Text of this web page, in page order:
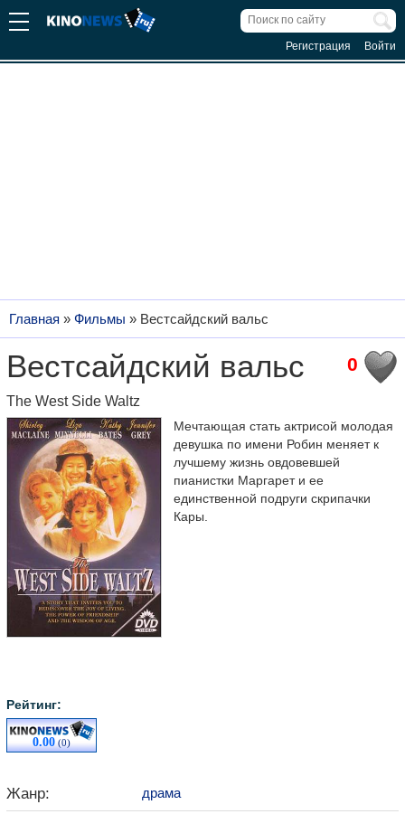
Регистрация Войти
Главная » Фильмы » Вестсайдский вальс
0
Вестсайдский вальс
The West Side Waltz
Рейтинг:
0.00 (0)
Мечтающая стать актрисой молодая
девушка по имени Робин меняет к
лучшему жизнь овдовевшей
пианистки Маргарет и ее
единственной подруги скрипачки
Кары.
Жанр: драма